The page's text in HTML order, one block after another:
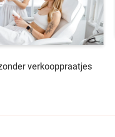
verkooppraatjes